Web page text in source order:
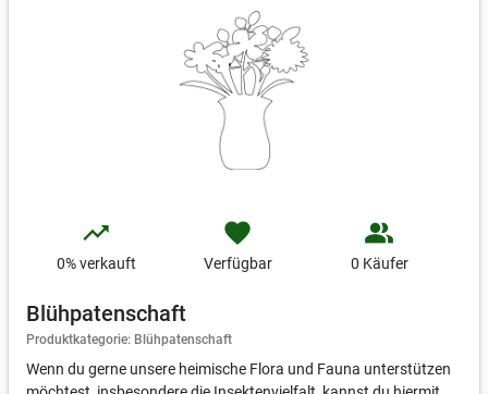
trending_up
0% verkauft
favorite
Verfügbar
people_alt
0 Käufer
Blühpatenschaft
Produktkategorie: Blühpatenschaft
Wenn du gerne unsere heimische Flora und Fauna unterstützen